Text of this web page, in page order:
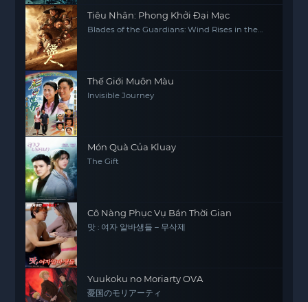
Tiêu Nhân: Phong Khởi Đại Mạc
Blades of the Guardians: Wind Rises in the
Thế Giới Muôn Màu
Invisible Journey
Món Quà Của Kluay
The Gift
Cô Nàng Phục Vụ Bán Thời Gian
맛 : 여자 알바생들 – 무삭제
Yuukoku no Moriarty OVA
憂国のモリアーティ